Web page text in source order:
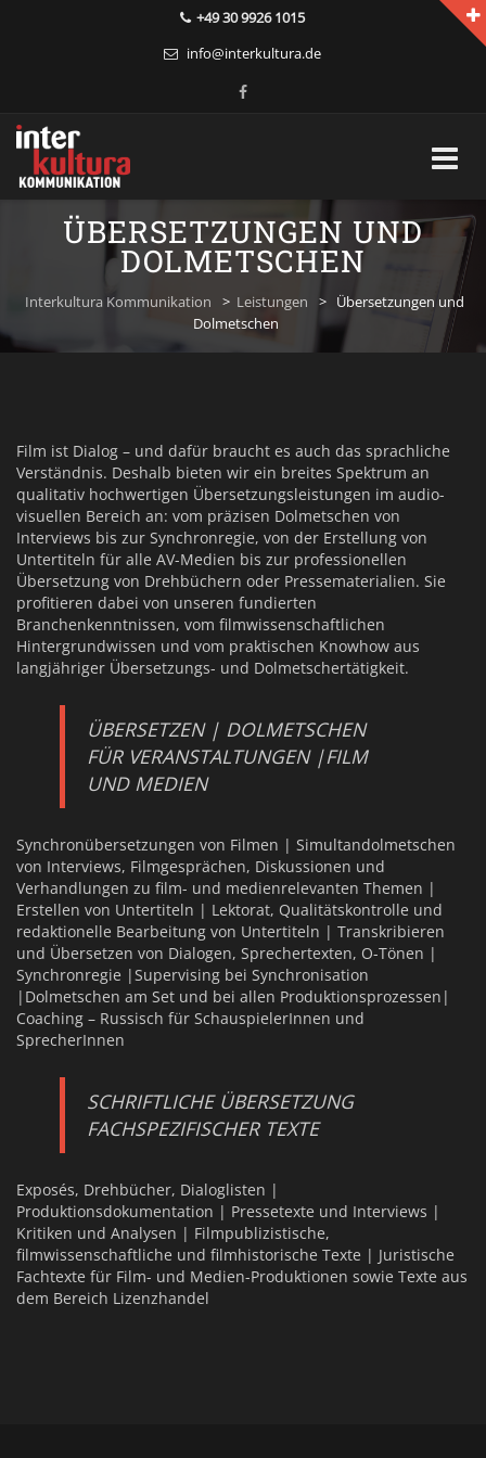
+49 30 9926 1015
info@interkultura.de
ÜBERSETZUNGEN UND
DOLMETSCHEN
Interkultura Kommunikation > Leistungen > Übersetzungen und
Dolmetschen
Film ist Dialog – und dafür braucht es auch das sprachliche
Verständnis. Deshalb bieten wir ein breites Spektrum an
qualitativ hochwertigen Übersetzungsleistungen im audio-
visuellen Bereich an: vom präzisen Dolmetschen von
Interviews bis zur Synchronregie, von der Erstellung von
Untertiteln für alle AV-Medien bis zur professionellen
Übersetzung von Drehbüchern oder Pressematerialien. Sie
profitieren dabei von unseren fundierten
Branchenkenntnissen, vom filmwissenschaftlichen
Hintergrundwissen und vom praktischen Knowhow aus
langjähriger Übersetzungs- und Dolmetschertätigkeit.
ÜBERSETZEN | DOLMETSCHEN
FÜR VERANSTALTUNGEN |FILM
UND MEDIEN
Synchronübersetzungen von Filmen | Simultandolmetschen
von Interviews, Filmgesprächen, Diskussionen und
Verhandlungen zu film- und medienrelevanten Themen |
Erstellen von Untertiteln | Lektorat, Qualitätskontrolle und
redaktionelle Bearbeitung von Untertiteln | Transkribieren
und Übersetzen von Dialogen, Sprechertexten, O-Tönen |
Synchronregie |Supervising bei Synchronisation
|Dolmetschen am Set und bei allen Produktionsprozessen|
Coaching – Russisch für SchauspielerInnen und
SprecherInnen
SCHRIFTLICHE ÜBERSETZUNG
FACHSPEZIFISCHER TEXTE
Exposés, Drehbücher, Dialoglisten |
Produktionsdokumentation | Pressetexte und Interviews |
Kritiken und Analysen | Filmpublizistische,
filmwissenschaftliche und filmhistorische Texte | Juristische
Fachtexte für Film- und Medien-Produktionen sowie Texte aus
dem Bereich Lizenzhandel